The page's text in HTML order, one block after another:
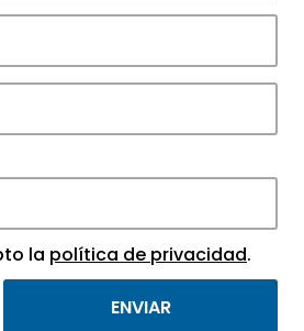
más destacadas de
científicos y
la política de privacidad.